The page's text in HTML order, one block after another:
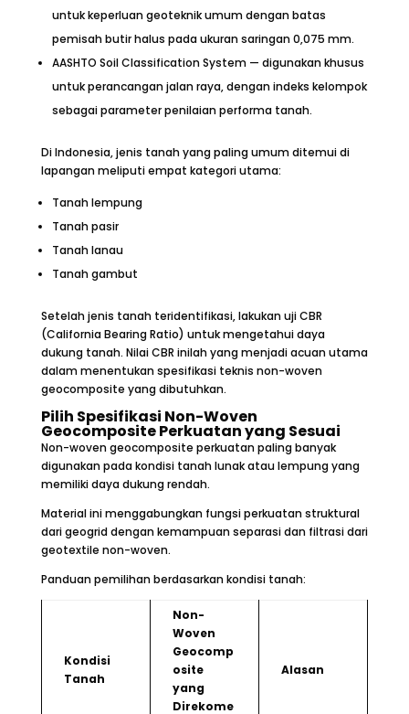
untuk keperluan geoteknik umum dengan batas
pemisah butir halus pada ukuran saringan 0,075 mm.
AASHTO Soil Classification System — digunakan khusus
untuk perancangan jalan raya, dengan indeks kelompok
sebagai parameter penilaian performa tanah.
Di Indonesia, jenis tanah yang paling umum ditemui di
lapangan meliputi empat kategori utama:
Tanah lempung
Tanah pasir
Tanah lanau
Tanah gambut
Setelah jenis tanah teridentifikasi, lakukan uji CBR
(California Bearing Ratio) untuk mengetahui daya
dukung tanah. Nilai CBR inilah yang menjadi acuan utama
dalam menentukan spesifikasi teknis non-woven
geocomposite yang dibutuhkan.
Pilih Spesifikasi Non-Woven
Geocomposite Perkuatan yang Sesuai
Non-woven geocomposite perkuatan paling banyak
digunakan pada kondisi tanah lunak atau lempung yang
memiliki daya dukung rendah.
Material ini menggabungkan fungsi perkuatan struktural
dari geogrid dengan kemampuan separasi dan filtrasi dari
geotextile non-woven.
Panduan pemilihan berdasarkan kondisi tanah:
Kondisi
Tanah
Non-
Woven
Geocomp
osite
yang
Direkome
Alasan